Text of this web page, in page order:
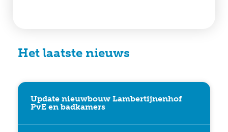
Het laatste nieuws
Update nieuwbouw Lambertijnenhof
PvE en badkamers